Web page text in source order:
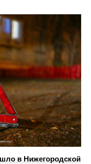
в Нижегородской